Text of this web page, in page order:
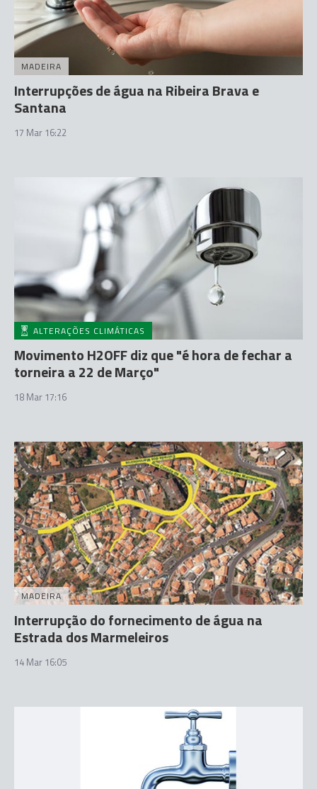
MADEIRA
Interrupções de água na Ribeira Brava e
Santana
17 Mar 16:22
ALTERAÇÕES CLIMÁTICAS
Movimento H2OFF diz que "é hora de fechar a
torneira a 22 de Março"
18 Mar 17:16
MADEIRA
Interrupção do fornecimento de água na
Estrada dos Marmeleiros
14 Mar 16:05